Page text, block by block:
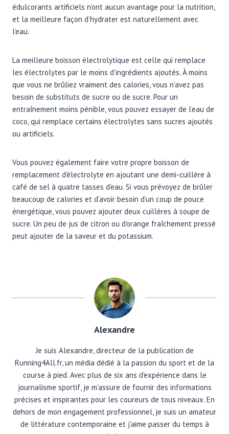
édulcorants artificiels n’ont aucun avantage pour la nutrition,
et la meilleure façon d’hydrater est naturellement avec
l’eau.
La meilleure boisson électrolytique est celle qui remplace
les électrolytes par le moins d’ingrédients ajoutés. À moins
que vous ne brûliez vraiment des calories, vous n’avez pas
besoin de substituts de sucre ou de sucre. Pour un
entraînement moins pénible, vous pouvez essayer de l’eau de
coco, qui remplace certains électrolytes sans sucres ajoutés
ou artificiels.
Vous pouvez également faire votre propre boisson de
remplacement d’électrolyte en ajoutant une demi-cuillère à
café de sel à quatre tasses d’eau. Si vous prévoyez de brûler
beaucoup de calories et d’avoir besoin d’un coup de pouce
énergétique, vous pouvez ajouter deux cuillères à soupe de
sucre. Un peu de jus de citron ou d’orange fraîchement pressé
peut ajouter de la saveur et du potassium.
Alexandre
Je suis Alexandre, directeur de la publication de
Running4All.fr, un média dédié à la passion du sport et de la
course à pied. Avec plus de six ans d'expérience dans le
journalisme sportif, je m'assure de fournir des informations
précises et inspirantes pour les coureurs de tous niveaux. En
dehors de mon engagement professionnel, je suis un amateur
de littérature contemporaine et j'aime passer du temps à